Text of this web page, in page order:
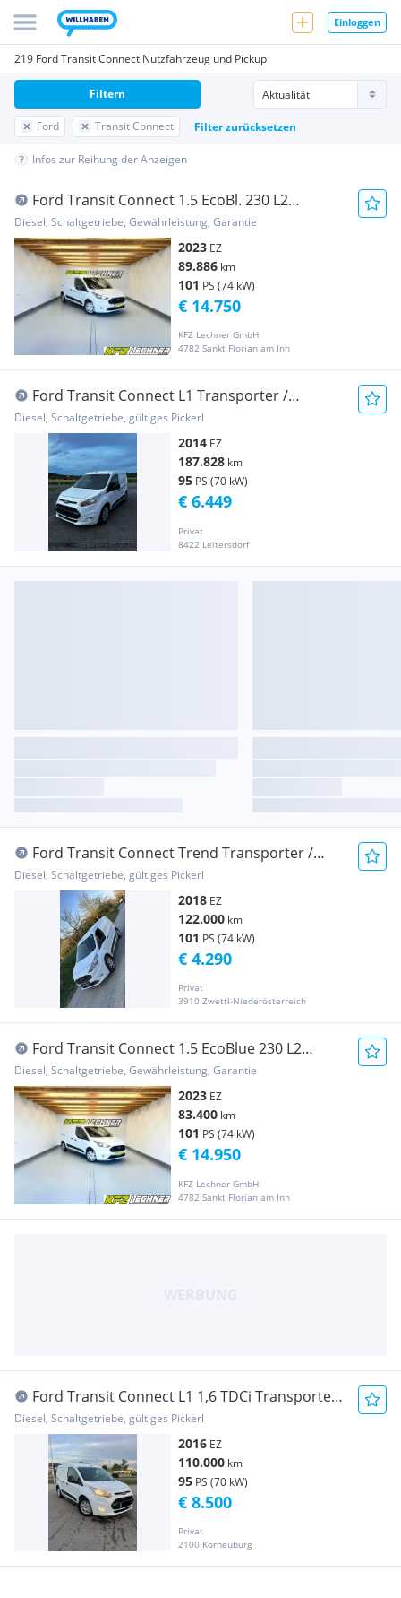
Einloggen
219 Ford Transit Connect Nutzfahrzeug und Pickup
Ford Transit Connect Filter zurücksetzen
Filtern
Infos zur Reihung der Anzeigen
Ford Transit Connect 1.5 EcoBl. 230 L2
"KLIMA*W-PAKE... Transporter / Kastenwagen
Diesel, Schaltgetriebe, Gewährleistung, Garantie
2023 EZ
89.886 km
101 PS (74 kW)
KFZ Lechner GmbH
4782 Sankt Florian am Inn
€ 14.750
Ford Transit Connect L1 Transporter /
Kastenwagen
Diesel, Schaltgetriebe, gültiges Pickerl
2014 EZ
187.828 km
95 PS (70 kW)
Privat
8422 Leitersdorf
€ 6.449
Ford Transit Connect Trend Transporter /
Kastenwagen
Diesel, Schaltgetriebe, gültiges Pickerl
2018 EZ
122.000 km
101 PS (74 kW)
Privat
3910 Zwettl-Niederösterreich
€ 4.290
Ford Transit Connect 1.5 EcoBlue 230 L2
"KLIMA*NAVI* Transporter / Kastenwagen
Diesel, Schaltgetriebe, Gewährleistung, Garantie
2023 EZ
83.400 km
101 PS (74 kW)
KFZ Lechner GmbH
4782 Sankt Florian am Inn
€ 14.950
Ford Transit Connect L1 1,6 TDCi Transporter
/ Kastenwagen
Diesel, Schaltgetriebe, gültiges Pickerl
2016 EZ
110.000 km
95 PS (70 kW)
Privat
2100 Korneuburg
€ 8.500